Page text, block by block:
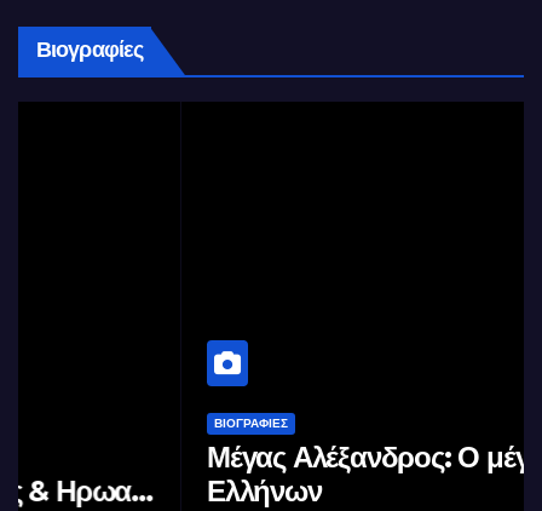
Βιογραφίες
Μέγας Αλέξανδρος: Ο μέγιστος των
Ελλήνων